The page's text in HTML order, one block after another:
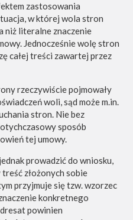
zastosowania
w której wola stron
niż literalne znaczenie
Jednocześnie wolę stron
całej treści zawartej przez
rzeczywiście pojmowały
woli, sąd może m.in.
stron. Nie bez
sposób
tej umowy.
prowadzić do wniosku,
złożonych sobie
przyjmuje się tzw. wzorzec
konkretnego
powinien